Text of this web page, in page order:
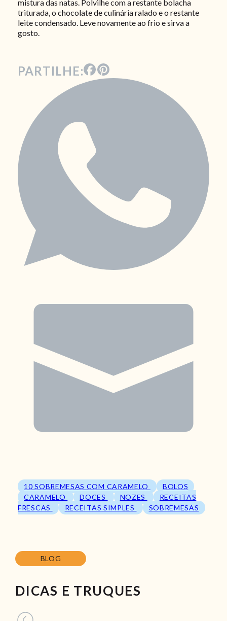
mistura das natas. Polvilhe com a restante bolacha
triturada, o chocolate de culinária ralado e o restante
leite condensado. Leve novamente ao frio e sirva a
gosto.
PARTILHE:
10 SOBREMESAS COM CARAMELO
BOLOS
CARAMELO
DOCES NOZES
RECEITAS
FRESCAS
RECEITAS SIMPLES SOBREMESAS
BLOG
DICAS E TRUQUES